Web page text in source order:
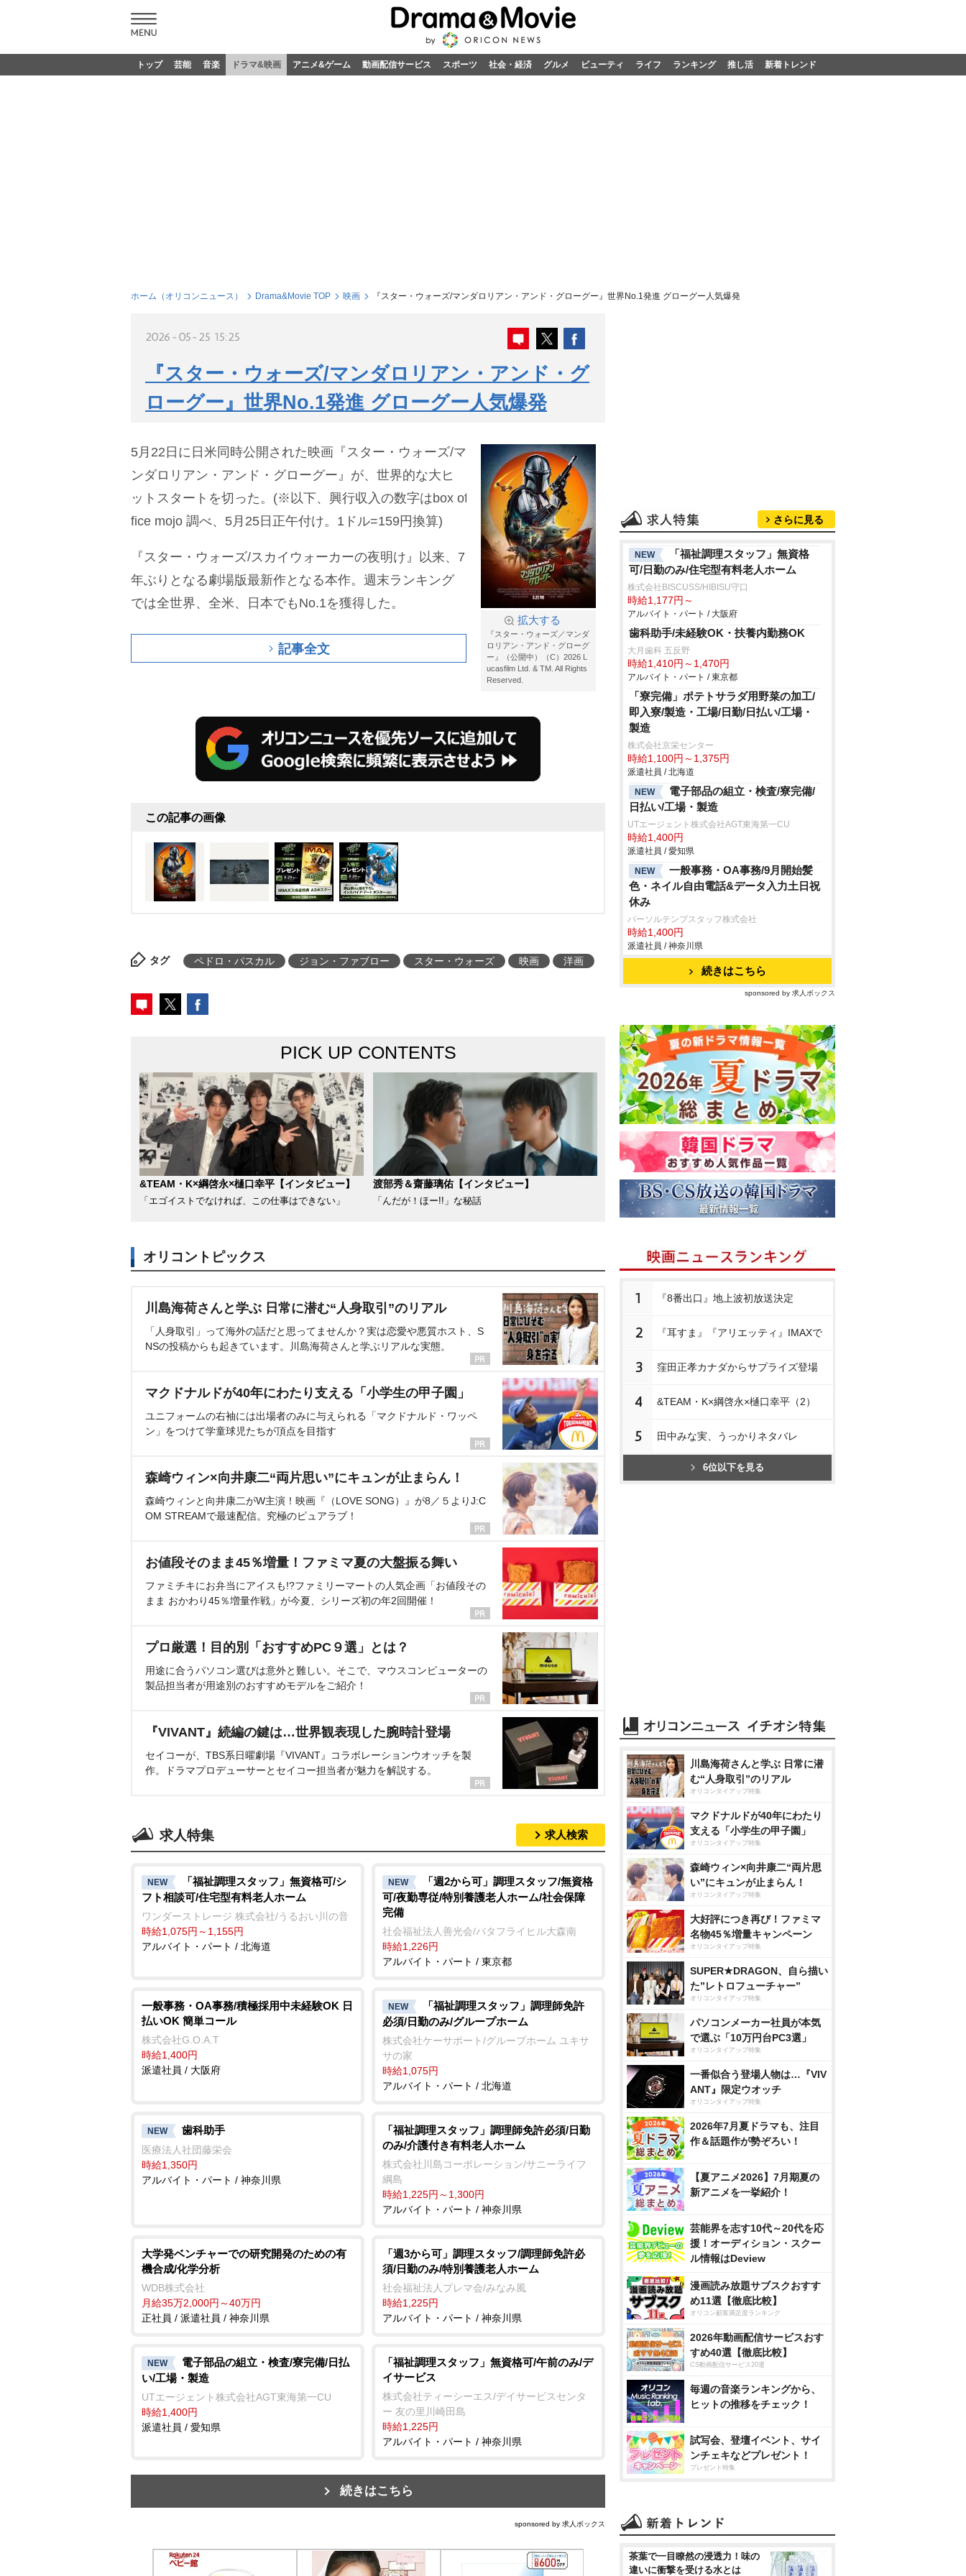
トップ 芸能 音楽 ドラマ&映画 アニメ&ゲーム 動画配信サービス スポーツ 社会・経済 グルメ ビューティ ライフ ランキング 推し活 新着トレンド
ホーム（オリコンニュース） Drama&Movie TOP 映画 『スター・ウォーズ/マンダロリアン・アンド・グローグー』世界No.1発進 グローグー人気爆発
2026-05-25 15:25
『スター・ウォーズ/マンダロリアン・アンド・グ
ローグー』世界No.1発進 グローグー人気爆発
拡大する
『スター・ウォーズ／マンダ
ロリアン・アンド・グローグ
ー』（公開中）（C）2026 L
ucasfilm Ltd. & TM. All Rights
Reserved.
5月22日に日米同時公開された映画『スター・ウォーズ/マ
ンダロリアン・アンド・グローグー』が、世界的な大ヒ
ットスタートを切った。(※以下、興行収入の数字はbox of
fice mojo 調べ、5月25日正午付け。1ドル=159円換算)
『スター・ウォーズ/スカイウォーカーの夜明け』以来、7
年ぶりとなる劇場版最新作となる本作。週末ランキング
では全世界、全米、日本でもNo.1を獲得した。
記事全文
この記事の画像
タグ ペドロ・パスカル ジョン・ファブロー スター・ウォーズ 映画 洋画
PICK UP CONTENTS
&TEAM・K×綱啓永×樋口幸平【インタビュー】
「エゴイストでなければ、この仕事はできない」
渡部秀＆齋藤璃佑【インタビュー】
「んだが！ほー!!」な秘話
オリコントピックス
川島海荷さんと学ぶ 日常に潜む“人身取引”のリアル
「人身取引」って海外の話だと思ってませんか？実は恋愛や悪質ホスト、S
NSの投稿からも起きています。川島海荷さんと学ぶリアルな実態。
マクドナルドが40年にわたり支える「小学生の甲子園」
ユニフォームの右袖には出場者のみに与えられる「マクドナルド・ワッペ
ン」をつけて学童球児たちが頂点を目指す
森崎ウィン×向井康二“両片思い”にキュンが止まらん！
森崎ウィンと向井康二がW主演！映画『（LOVE SONG）』が8／５よりJ:C
OM STREAMで最速配信。究極のピュアラブ！
お値段そのまま45％増量！ファミマ夏の大盤振る舞い
ファミチキにお弁当にアイスも!?ファミリーマートの人気企画「お値段その
まま おかわり45％増量作戦」が今夏、シリーズ初の年2回開催！
プロ厳選！目的別「おすすめPC９選」とは？
用途に合うパソコン選びは意外と難しい。そこで、マウスコンピューターの
製品担当者が用途別のおすすめモデルをご紹介！
『VIVANT』続編の鍵は…世界観表現した腕時計登場
セイコーが、TBS系日曜劇場『VIVANT』コラボレーションウオッチを製
作。ドラマプロデューサーとセイコー担当者が魅力を解説する。
求人特集 求人検索
NEW
「福祉調理スタッフ」無資格可/シ
フト相談可/住宅型有料老人ホーム
ワンダーストレージ 株式会社/うるおい川の音
時給1,075円～1,155円
アルバイト・パート / 北海道
NEW
「週2から可」調理スタッフ/無資格
可/夜勤専従/特別養護老人ホーム/社会保障
完備
社会福祉法人善光会/バタフライヒル大森南
時給1,226円
アルバイト・パート / 東京都
一般事務・OA事務/積極採用中未経験OK 日
払いOK 簡単コール
株式会社G.O.A.T
時給1,400円
派遣社員 / 大阪府
NEW
「福祉調理スタッフ」調理師免許
必須/日勤のみ/グループホーム
株式会社ケーサポート/グループホーム ユキサ
サの家
時給1,075円
アルバイト・パート / 北海道
NEW 歯科助手
医療法人社団藤栄会
時給1,350円
アルバイト・パート / 神奈川県
「福祉調理スタッフ」調理師免許必須/日勤
のみ/介護付き有料老人ホーム
株式会社川島コーポレーション/サニーライフ
綱島
時給1,225円～1,300円
アルバイト・パート / 神奈川県
大学発ベンチャーでの研究開発のための有
機合成/化学分析
WDB株式会社
月給35万2,000円～40万円
正社員 / 派遣社員 / 神奈川県
「週3から可」調理スタッフ/調理師免許必
須/日勤のみ/特別養護老人ホーム
社会福祉法人プレマ会/みなみ風
時給1,225円
アルバイト・パート / 神奈川県
NEW
電子部品の組立・検査/寮完備/日払
い/工場・製造
UTエージェント株式会社AGT東海第一CU
時給1,400円
派遣社員 / 愛知県
「福祉調理スタッフ」無資格可/午前のみ/デ
イサービス
株式会社ティーシーエス/デイサービスセンタ
ー 友の里川崎田島
時給1,225円
アルバイト・パート / 神奈川県
続きはこちら
sponsored by 求人ボックス
さらに見る
NEW
「福祉調理スタッフ」無資格
可/日勤のみ/住宅型有料老人ホーム
株式会社BISCUSS/HIBISU守口
時給1,177円～
アルバイト・パート / 大阪府
歯科助手/未経験OK・扶養内勤務OK
大月歯科 五反野
時給1,410円～1,470円
アルバイト・パート / 東京都
「寮完備」ポテトサラダ用野菜の加工/
即入寮/製造・工場/日勤/日払い/工場・
製造
株式会社京栄センター
時給1,100円～1,375円
派遣社員 / 北海道
NEW
電子部品の組立・検査/寮完備/
日払い/工場・製造
UTエージェント株式会社AGT東海第一CU
時給1,400円
派遣社員 / 愛知県
NEW
一般事務・OA事務/9月開始髪
色・ネイル自由電話&データ入力土日祝
休み
パーソルテンプスタッフ株式会社
時給1,400円
派遣社員 / 神奈川県
続きはこちら
sponsored by 求人ボックス
1 『8番出口』地上波初放送決定
2 『耳すま』『アリエッティ』IMAXで
3 窪田正孝カナダからサプライズ登場
4 &TEAM・K×綱啓永×樋口幸平（2）
5 田中みな実、うっかりネタバレ
6位以下を見る
川島海荷さんと学ぶ 日常に潜
む“人身取引”のリアル
オリコンタイアップ特集
マクドナルドが40年にわたり
支える「小学生の甲子園」
オリコンタイアップ特集
森崎ウィン×向井康二“両片思
い”にキュンが止まらん！
オリコンタイアップ特集
大好評につき再び！ファミマ
名物45％増量キャンペーン
オリコンタイアップ特集
SUPER★DRAGON、自ら描い
た”レトロフューチャー”
オリコンタイアップ特集
パソコンメーカー社員が本気
で選ぶ「10万円台PC3選」
オリコンタイアップ特集
一番似合う登場人物は…『VIV
ANT』限定ウオッチ
オリコンタイアップ特集
2026年7月夏ドラマも、注目
作＆話題作が勢ぞろい！
【夏アニメ2026】7月期夏の
新アニメを一挙紹介！
芸能界を志す10代～20代を応
援！オーディション・スクー
ル情報はDeview
漫画読み放題サブスクおすす
め11選【徹底比較】
オリコン顧客満足度ランキング
2026年動画配信サービスおす
すめ40選【徹底比較】
CS動画配信サービス20選
毎週の音楽ランキングから、
ヒットの推移をチェック！
試写会、登壇イベント、サイ
ンチェキなどプレゼント！
プレゼント特集
茶葉で一目瞭然の浸透力！味の
違いに衝撃を受ける水とは